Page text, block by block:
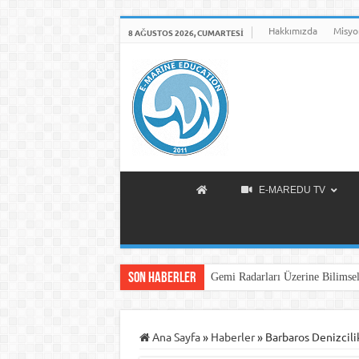
8 AĞUSTOS 2026, CUMARTESI Hakkımızda
E-MAREDU TV
Son Haberler Gemi Radarları Üzerine
Ana Sayfa» Haberler» Barbaros